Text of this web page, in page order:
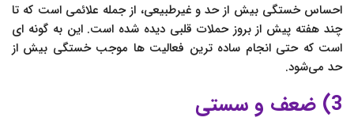
احساس خستگی بیش از حد و غیرطبیعی، از جمله علائمی است که تا
چند هفته پیش از بروز حملات قلبی دیده شده است. این به گونه ای
است که حتی انجام ساده ترین فعالیت ها موجب خستگی بیش از
حد می‌شود.
3) ضعف‌ و سستى‌